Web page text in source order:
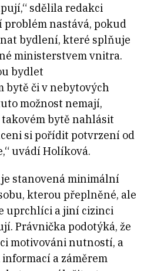
sdělila redakci
problém nastává, pokud
bydlení, které splňuje
ministerstvem vnitra.
bydlet
bytě či v nebytových
možnost nemají,
bytě nahlásit
si pořídit potvrzení od
uvádí Holíková.
stanovená minimální
kterou přeplněné, ale
uprchlíci a jiní cizinci
Právnička podotýká, že
motivováni nutností, a
a záměrem